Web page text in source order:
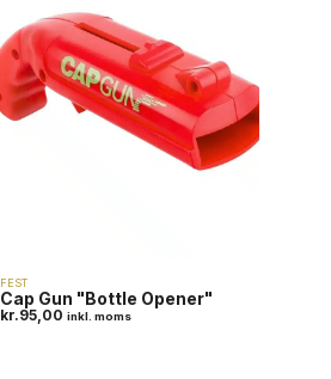
FEST
Cap Gun "Bottle Opener"
kr.95,00 inkl. moms